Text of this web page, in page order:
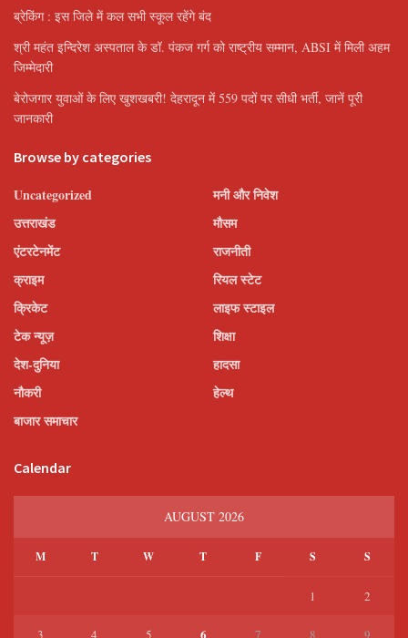
ब्रेकिंग : इस जिले में कल सभी स्कूल रहेंगे बंद
श्री महंत इन्दिरेश अस्पताल के डॉ. पंकज गर्ग को राष्ट्रीय सम्मान, ABSI में मिली अहम
जिम्मेदारी
बेरोजगार युवाओं के लिए खुशखबरी! देहरादून में 559 पदों पर सीधी भर्ती, जानें पूरी
जानकारी
Browse by categories
Uncategorized
उत्तराखंड
एंटरटेनमेंट
क्राइम
क्रिकेट
टेक न्यूज़
देश-दुनिया
नौकरी
बाजार समाचार
मनी और निवेश
मौसम
राजनीती
रियल स्टेट
लाइफ स्टाइल
शिक्षा
हादसा
हेल्थ
Calendar
AUGUST 2026
M T W T F S S
1 2
3 4 5 6 7 8 9